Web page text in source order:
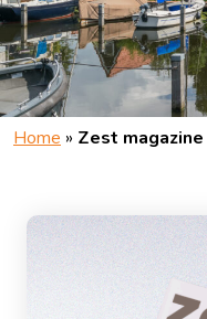
Home » Zest magazine